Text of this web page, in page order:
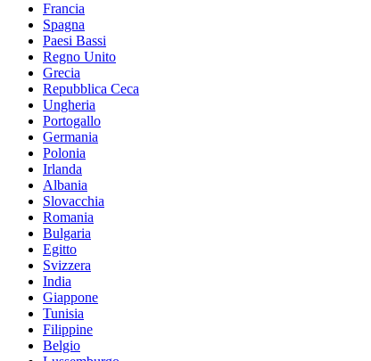
Francia
Spagna
Paesi Bassi
Regno Unito
Grecia
Repubblica Ceca
Ungheria
Portogallo
Germania
Polonia
Irlanda
Albania
Slovacchia
Romania
Bulgaria
Egitto
Svizzera
India
Giappone
Tunisia
Filippine
Belgio